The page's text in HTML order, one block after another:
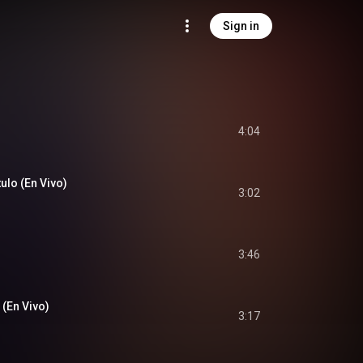
Sign in
4:04
(En Vivo)
3:02
3:46
Vivo)
3:17